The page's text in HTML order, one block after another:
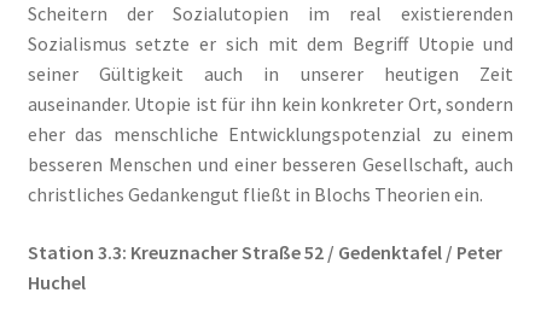
Scheitern der Sozialutopien im real existierenden
Sozialismus setzte er sich mit dem Begriff Utopie und
seiner Gültigkeit auch in unserer heutigen Zeit
auseinander. Utopie ist für ihn kein konkreter Ort, sondern
eher das menschliche Entwicklungspotenzial zu einem
besseren Menschen und einer besseren Gesellschaft, auch
christliches Gedankengut fließt in Blochs Theorien ein.
Station 3.3: Kreuznacher Straße 52 / Gedenktafel / Peter
Huchel